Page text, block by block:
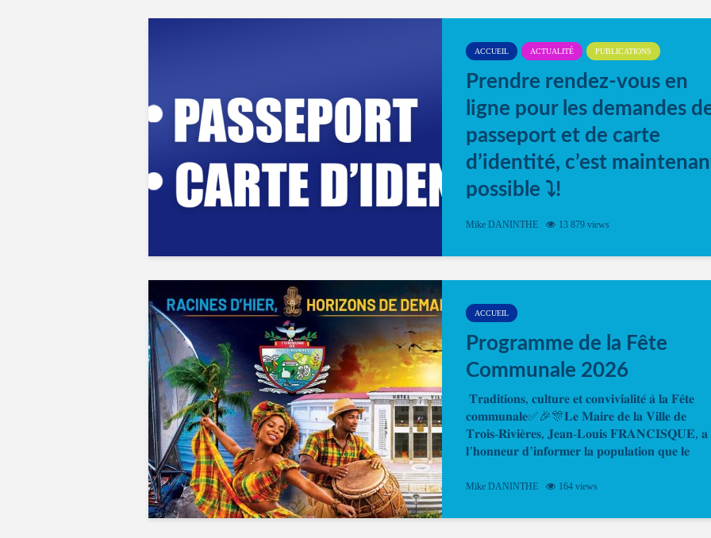
ACCUEIL ACTUALITÉ PUBLICATIONS
Prendre rendez-vous en
ligne pour les demandes
passeport et de carte
d’identité, c’est
possible ⤵️!
Désormais, il est possible de prendre rendez-
Mike DANINTHE 13 879 views
ACCUEIL
Programme de la Fête
Communale 2026
𝐓𝐫𝐚𝐝𝐢𝐭𝐢𝐨𝐧𝐬, 𝐜𝐮𝐥𝐭𝐮𝐫𝐞 𝐞𝐭 𝐜𝐨𝐧𝐯𝐢𝐯𝐢𝐚𝐥𝐢𝐭𝐞́ 𝐚̀ 𝐥𝐚 𝐅𝐞̂𝐭𝐞
𝐜𝐨𝐦𝐦𝐮𝐧𝐚𝐥𝐞✅🎉🎊𝐋𝐞 𝐌𝐚𝐢𝐫𝐞 𝐝𝐞 𝐥𝐚 𝐕𝐢𝐥𝐥𝐞 𝐝𝐞
𝐓𝐫𝐨𝐢𝐬-𝐑𝐢𝐯𝐢𝐞̀𝐫𝐞𝐬, 𝐉𝐞𝐚𝐧-𝐋𝐨𝐮𝐢𝐬 𝐅𝐑𝐀𝐍𝐂𝐈𝐒𝐐𝐔𝐄, 𝐚
𝐥’𝐡𝐨𝐧𝐧𝐞𝐮𝐫 𝐝’𝐢𝐧𝐟𝐨𝐫𝐦𝐞𝐫 𝐥𝐚 𝐩𝐨𝐩𝐮𝐥𝐚𝐭𝐢𝐨𝐧 𝐪𝐮𝐞 𝐥𝐞
Mike DANINTHE 164 views